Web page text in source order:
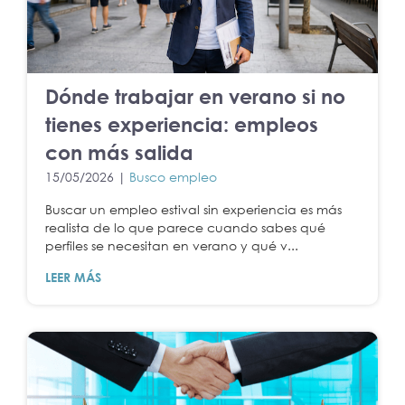
Dónde trabajar en verano si no
tienes experiencia: empleos
con más salida
15/05/2026 | Busco empleo
Buscar un empleo estival sin experiencia es más
realista de lo que parece cuando sabes qué
perfiles se necesitan en verano y qué v...
LEER MÁS